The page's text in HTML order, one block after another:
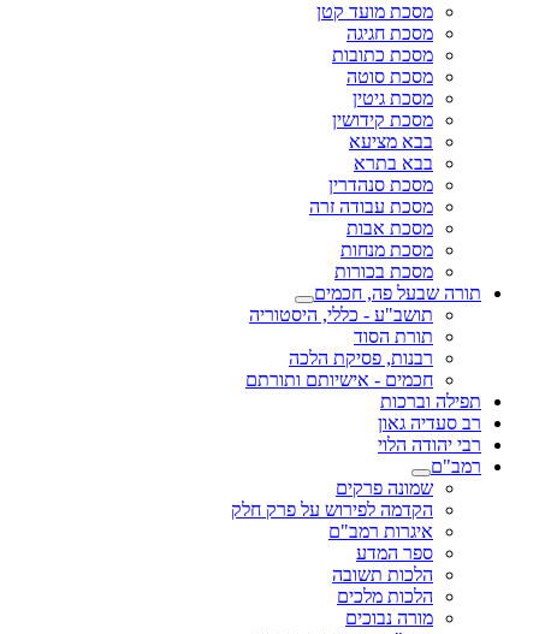
מסכת מועד קטן
מסכת חגיגה
מסכת כתובות
מסכת סוטה
מסכת גיטין
מסכת קידושין
בבא מציעא
בבא בתרא
מסכת סנהדרין
מסכת עבודה זרה
מסכת אבות
מסכת מנחות
מסכת בכורות
תורה שבעל פה, חכמים
תושב"ע - כללי, היסטוריה
תורת הסוד
רבנות, פסיקת הלכה
חכמים - אישיותם ותורתם
תפילה וברכות
רב סעדיה גאון
רבי יהודה הלוי
רמב"ם
שמונה פרקים
הקדמה לפירוש על פרק חלק
איגרות רמב"ם
ספר המדע
הלכות תשובה
הלכות מלכים
מורה נבוכים